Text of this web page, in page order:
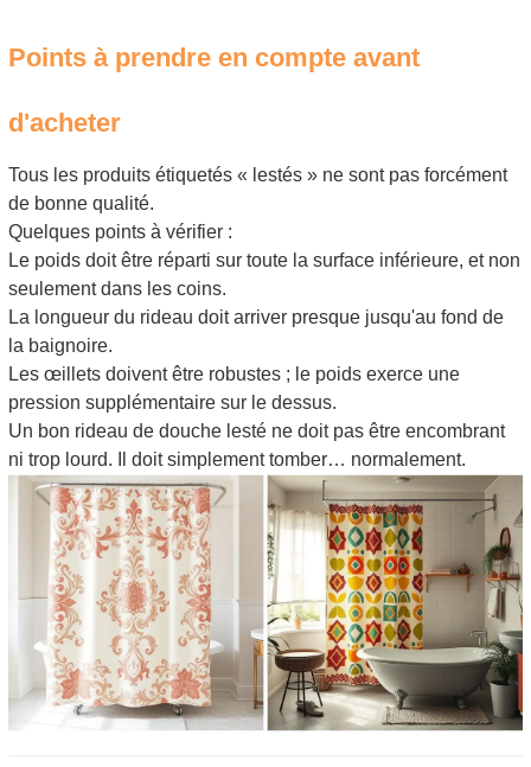
Points à prendre en compte avant
d'acheter
Tous les produits étiquetés « lestés » ne sont pas forcément
de bonne qualité.
Quelques points à vérifier :
Le poids doit être réparti sur toute la surface inférieure, et non
seulement dans les coins.
La longueur du rideau doit arriver presque jusqu'au fond de
la baignoire.
Les œillets doivent être robustes ; le poids exerce une
pression supplémentaire sur le dessus.
Un bon rideau de douche lesté ne doit pas être encombrant
ni trop lourd. Il doit simplement tomber… normalement.